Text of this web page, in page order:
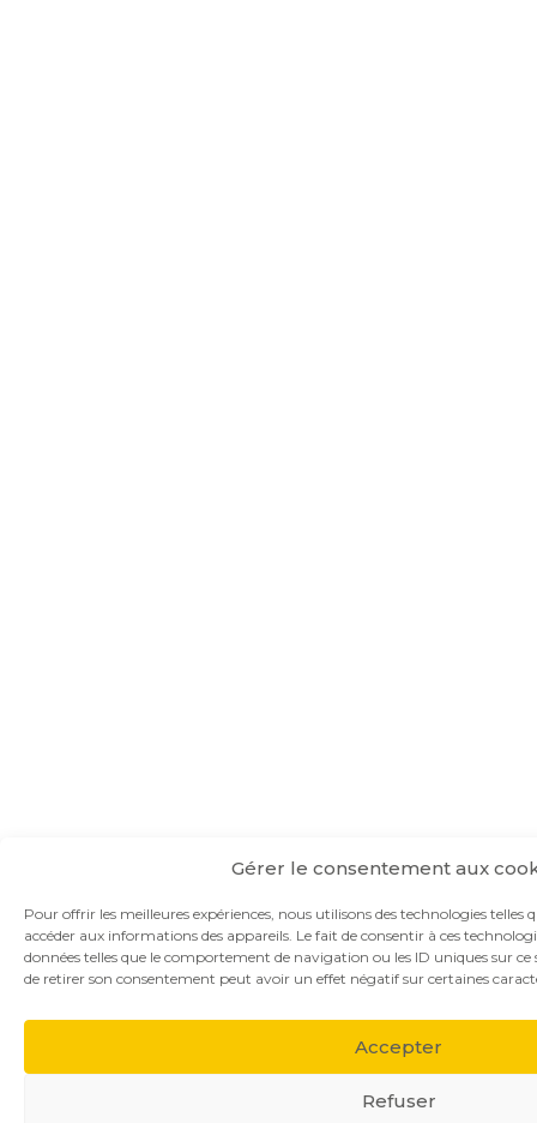
Gérer le consentement aux
Pour offrir les meilleures expériences, nous utilisons des technologies telles
accéder aux informations des appareils. Le fait de consentir à ces
données telles que le comportement de navigation ou les ID uniques sur ce
de retirer son consentement peut avoir un effet négatif sur certaines
Accepter
Refuser